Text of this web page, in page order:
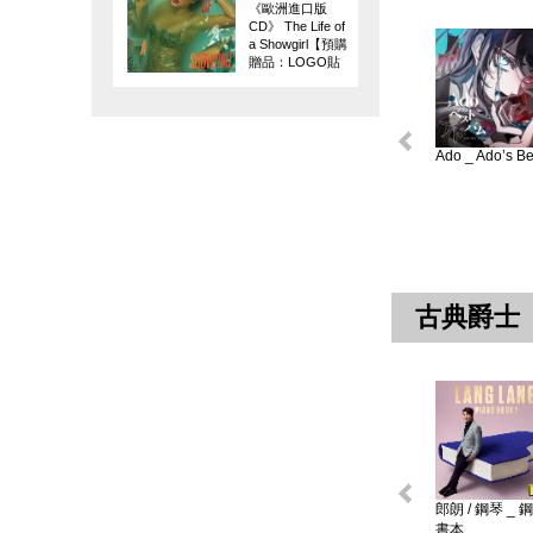
《歐洲進口版
CD》 The Life of
a Showgirl【預購
贈品：LOGO貼
Ado _ Ado’s
古典爵士
郎朗 / 鋼琴 _
書本 ...